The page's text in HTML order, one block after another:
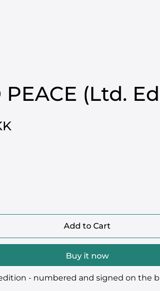
(Ltd.
Add to Cart
Buy it now
- numbered and signed on the